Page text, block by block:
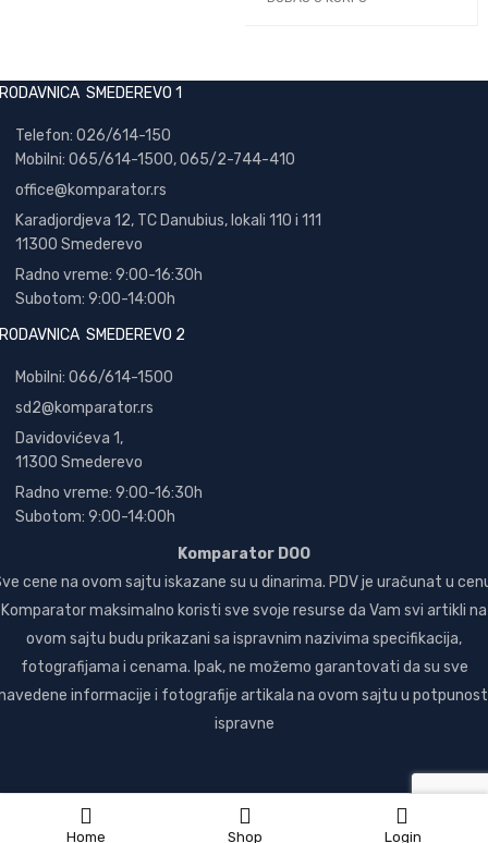
Home Shop Login
SMEDEREVO 1
Telefon: 026/614-150
Mobilni: 065/614-1500, 065/2-744-410
office@komparator.rs
Karadjordjeva 12, TC Danubius, lokali 110 i 111
11300 Smederevo
Radno vreme: 9:00-16:30h
Subotom: 9:00-14:00h
SMEDEREVO 2
Mobilni: 066/614-1500
sd2@komparator.rs
Davidovićeva 1,
11300 Smederevo
Radno vreme: 9:00-16:30h
Subotom: 9:00-14:00h
Komparator DOO
cene na ovom sajtu iskazane su u dinarima. PDV je uračunat u
Komparator maksimalno koristi sve svoje resurse da Vam svi artikli na
ovom sajtu budu prikazani sa ispravnim nazivima specifikacija,
fotografijama i cenama. Ipak, ne možemo garantovati da su sve
informacije i fotografije artikala na ovom sajtu u
ispravne